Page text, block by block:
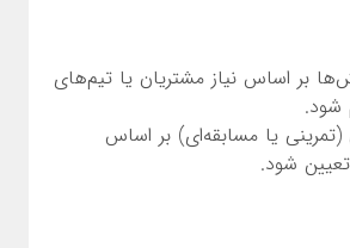
بر اساس نیاز مشتریان یا تیم‌های
شود.
یا مسابقه‌ای) بر اساس
تعیین شود.